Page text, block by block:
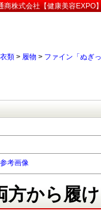
商株式会社【健康美容EXPO
衣類 > 履物 > ファイン「ぬぎ
参考画像
方から履